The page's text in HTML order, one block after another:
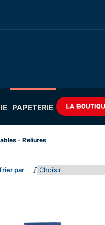
PAPETERIE
- Reliures
par